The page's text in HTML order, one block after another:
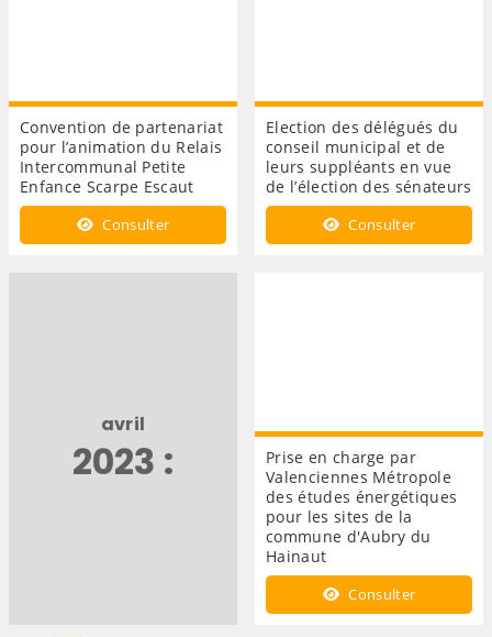
Convention de partenariat
pour l’animation du Relais
Intercommunal Petite
Enfance Scarpe Escaut
Consulter
Election des délégués du
conseil municipal et de
leurs suppléants en vue
de l’élection des sénateurs
Consulter
avril
2023 :
Prise en charge par
Valenciennes Métropole
des études énergétiques
pour les sites de la
commune d'Aubry du
Hainaut
Consulter